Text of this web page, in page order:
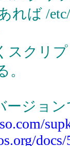
れば /
スクリ
。
ージョ